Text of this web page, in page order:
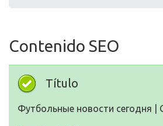
Contenido SEO
Título
Футбольные новости сегодня |